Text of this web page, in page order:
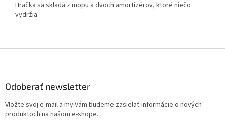
Hračka sa skladá z mopu a dvoch amortizérov, ktoré niečo
vydržia.
Odoberať newsletter
Vložte svoj e-mail a my Vám budeme zasielať informácie o nových
produktoch na našom e-shope.